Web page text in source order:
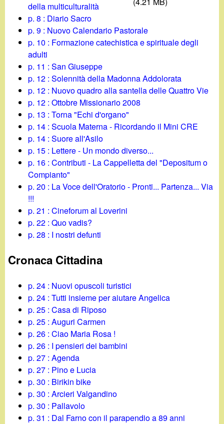
della multiculturalità
p. 8 : Diario Sacro
p. 9 : Nuovo Calendario Pastorale
p. 10 : Formazione catechistica e spirituale degli
adulti
p. 11 : San Giuseppe
p. 12 : Solennità della Madonna Addolorata
p. 12 : Nuovo quadro alla santella delle Quattro Vie
p. 12 : Ottobre Missionario 2008
p. 13 : Torna "Echi d'organo"
p. 14 : Scuola Materna - Ricordando il Mini CRE
p. 14 : Suore all'Asilo
p. 15 : Lettere - Un mondo diverso...
p. 16 : Contributi - La Cappelletta del "Depositum o
Compianto"
p. 20 : La Voce dell'Oratorio - Pronti... Partenza... Via
!!!
p. 21 : Cineforum al Loverini
p. 22 : Quo vadis?
p. 28 : I nostri defunti
Cronaca Cittadina
p. 24 : Nuovi opuscoli turistici
p. 24 : Tutti insieme per aiutare Angelica
p. 25 : Casa di Riposo
p. 25 : Auguri Carmen
p. 26 : Ciao Maria Rosa !
p. 26 : I pensieri dei bambini
p. 27 : Agenda
p. 27 : Pino e Lucia
p. 30 : Birikin bike
p. 30 : Arcieri Valgandino
p. 30 : Pallavolo
p. 31 : Dal Farno con il parapendio a 89 anni